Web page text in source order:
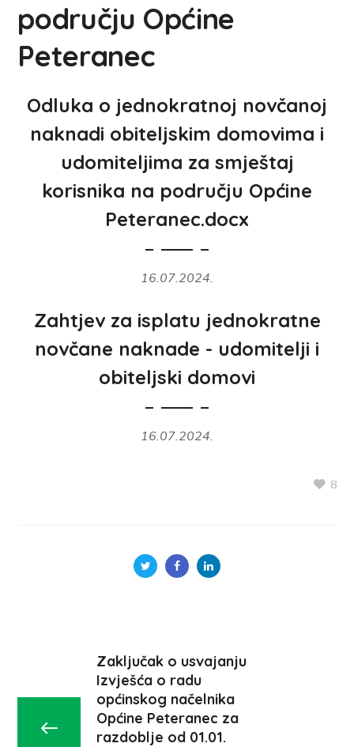
području Općine
Peteranec
Odluka o jednokratnoj novčanoj
naknadi obiteljskim domovima i
udomiteljima za smještaj
korisnika na području Općine
Peteranec.docx
16.07.2024.
Zahtjev za isplatu jednokratne
novčane naknade - udomitelji i
obiteljski domovi
16.07.2024.
8
Zaključak o usvajanju
Izvješća o radu
općinskog načelnika
Općine Peteranec za
razdoblje od 01.01.